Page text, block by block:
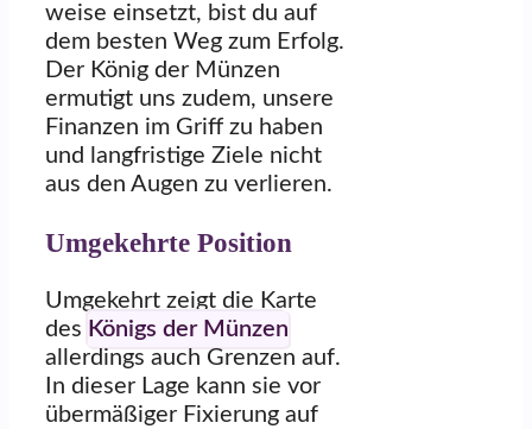
weise einsetzt, bist du auf
dem besten Weg zum Erfolg.
Der König der Münzen
ermutigt uns zudem, unsere
Finanzen im Griff zu haben
und langfristige Ziele nicht
aus den Augen zu verlieren.
Umgekehrte Position
Umgekehrt zeigt die Karte
des Königs der Münzen
allerdings auch Grenzen auf.
In dieser Lage kann sie vor
übermäßiger Fixierung auf